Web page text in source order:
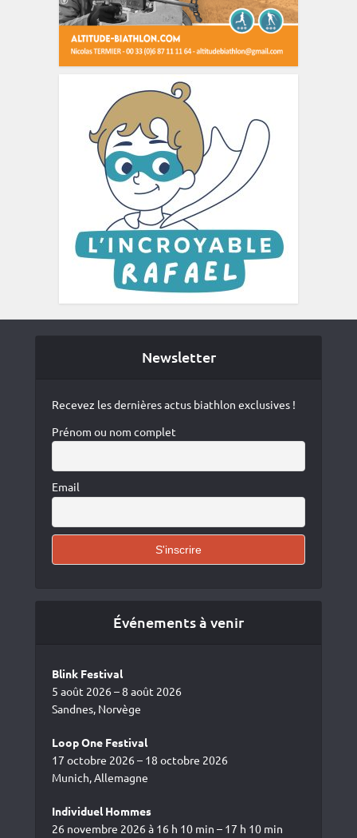
Newsletter
Recevez les dernières actus biathlon exclusives !
Prénom ou nom complet
Email
Événements à venir
Blink Festival
5 août 2026 – 8 août 2026
Sandnes, Norvège
Loop One Festival
17 octobre 2026 – 18 octobre 2026
Munich, Allemagne
Individuel Hommes
26 novembre 2026 à 16 h 10 min – 17 h 10 min